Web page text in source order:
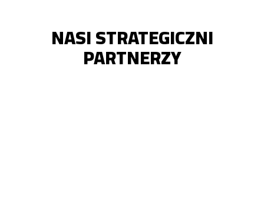
NASI STRATEGICZNI
PARTNERZY